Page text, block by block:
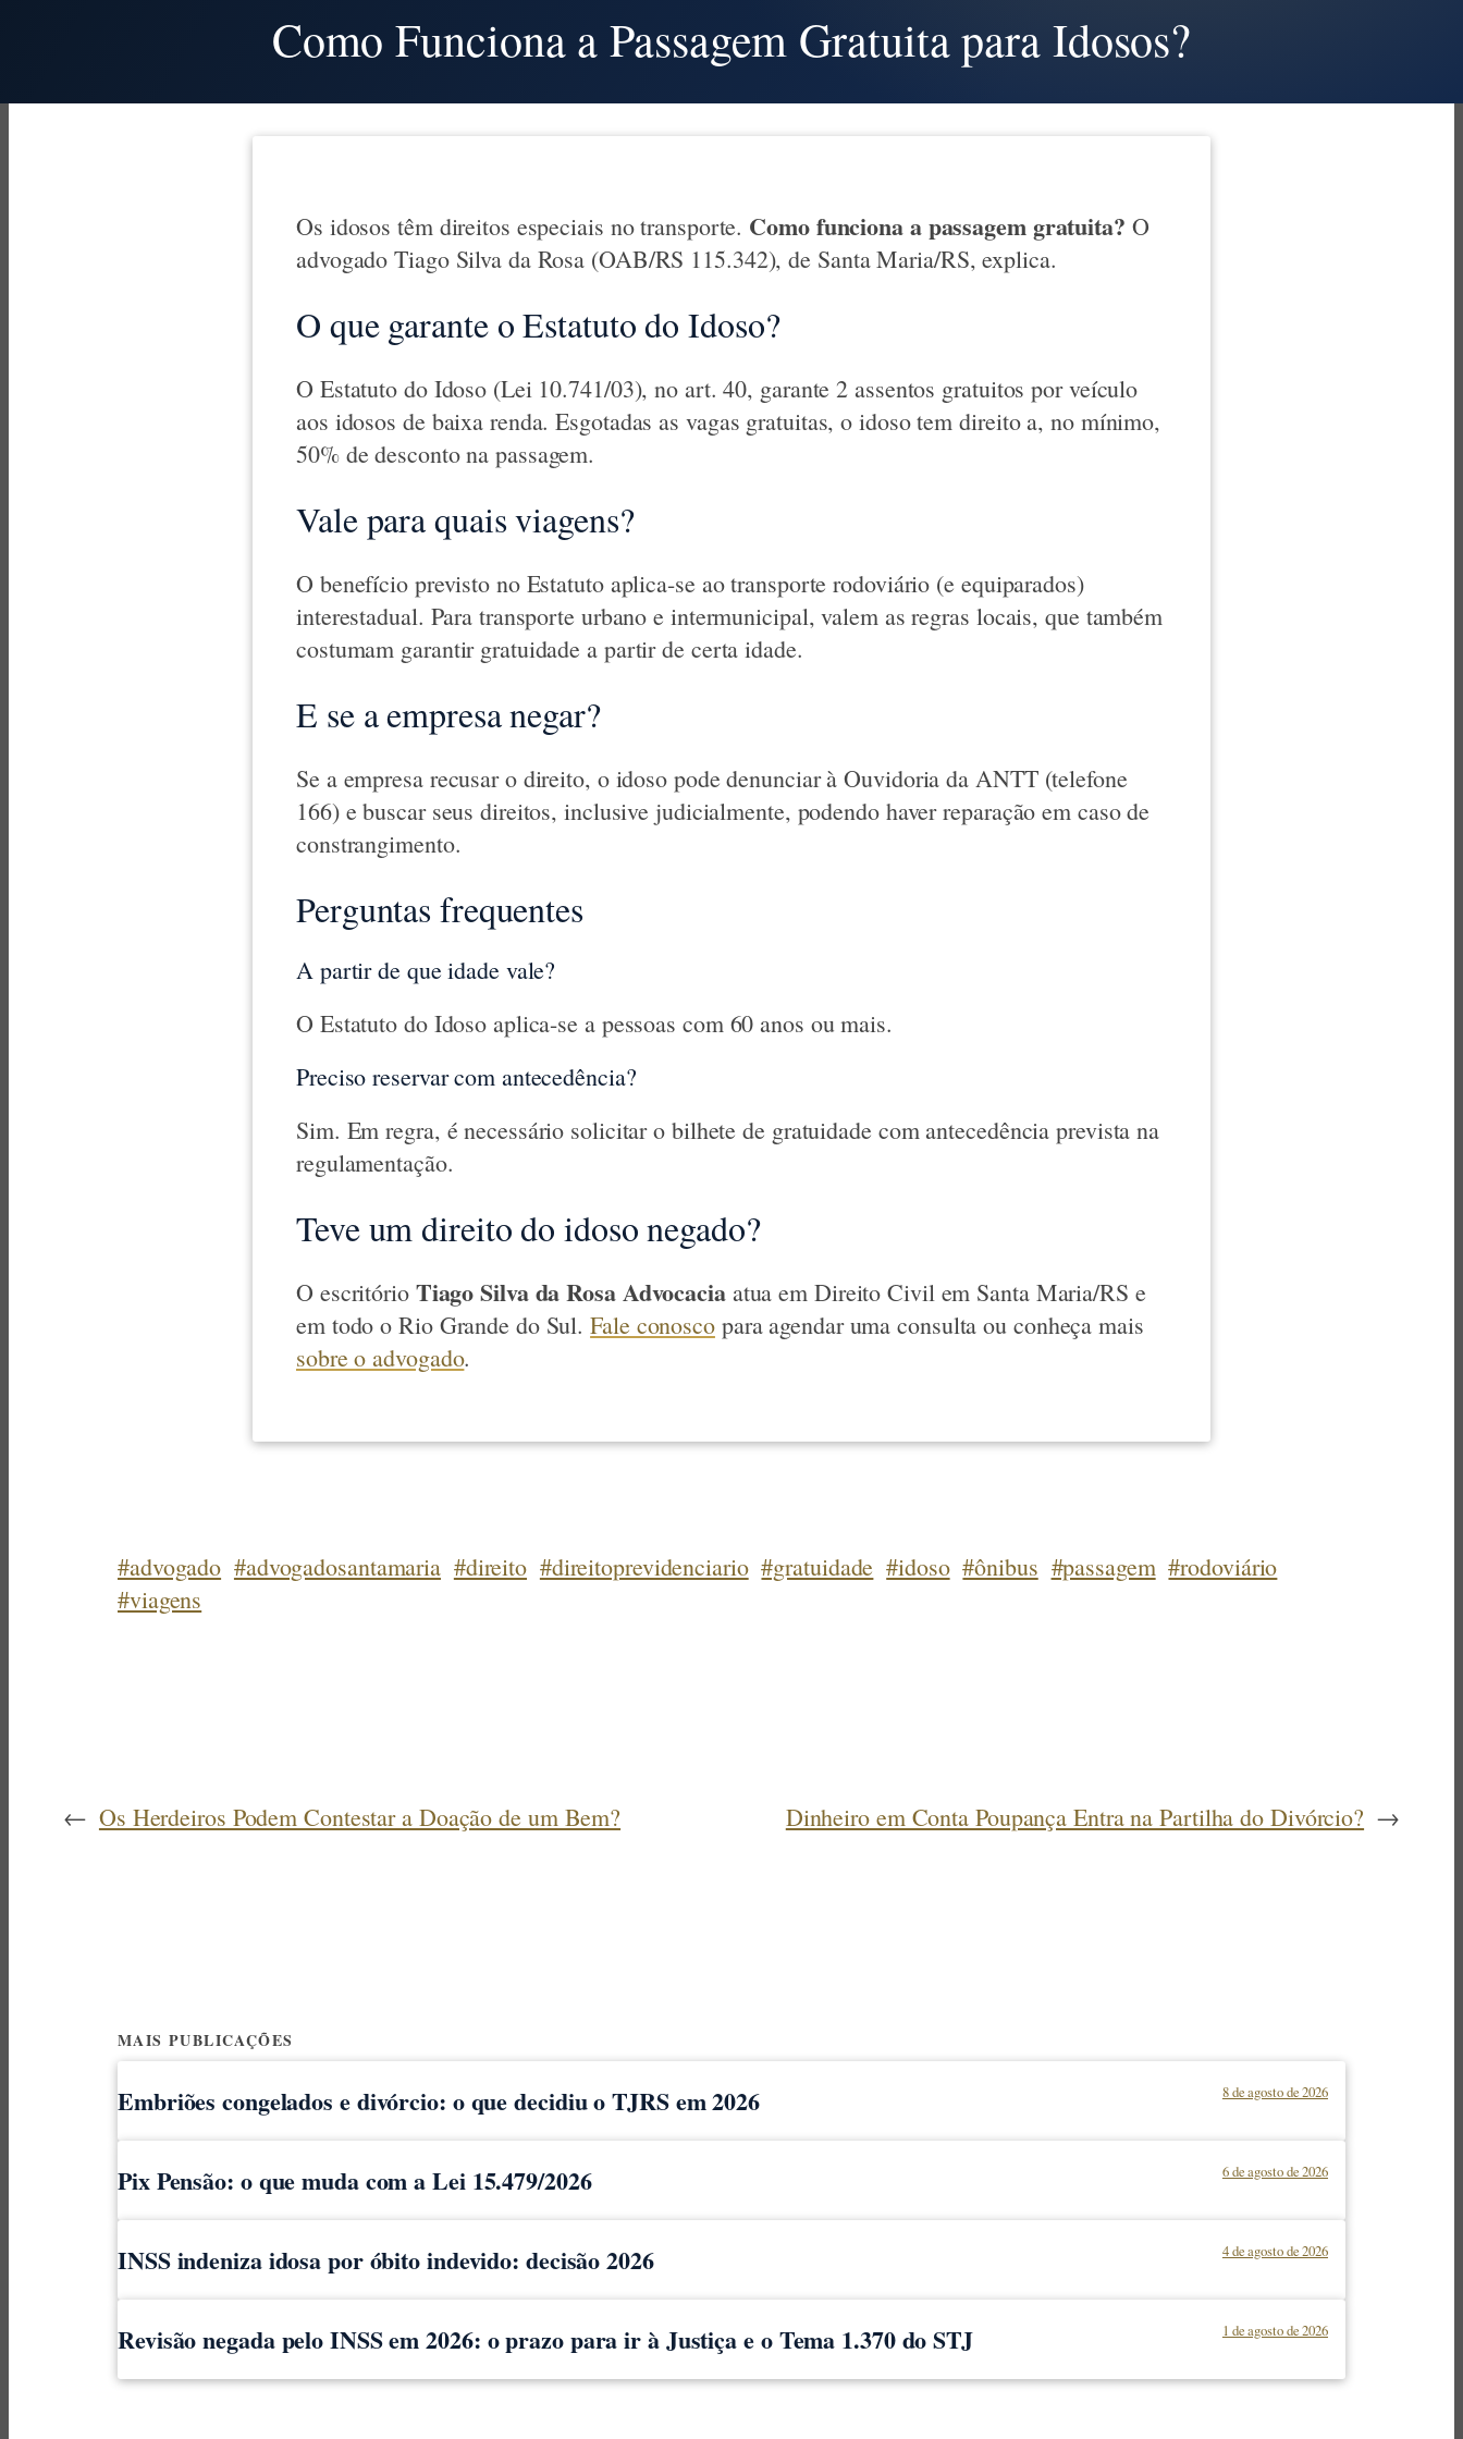
Como Funciona a Passagem Gratuita para Idosos?
Os idosos têm direitos especiais no transporte. Como funciona a passagem gratuita? O
advogado Tiago Silva da Rosa (OAB/RS 115.342), de Santa Maria/RS, explica.
O que garante o Estatuto do Idoso?
O Estatuto do Idoso (Lei 10.741/03), no art. 40, garante 2 assentos gratuitos por veículo
aos idosos de baixa renda. Esgotadas as vagas gratuitas, o idoso tem direito a, no mínimo,
50% de desconto na passagem.
Vale para quais viagens?
O benefício previsto no Estatuto aplica-se ao transporte rodoviário (e equiparados)
interestadual. Para transporte urbano e intermunicipal, valem as regras locais, que também
costumam garantir gratuidade a partir de certa idade.
E se a empresa negar?
Se a empresa recusar o direito, o idoso pode denunciar à Ouvidoria da ANTT (telefone
166) e buscar seus direitos, inclusive judicialmente, podendo haver reparação em caso de
constrangimento.
Perguntas frequentes
A partir de que idade vale?
O Estatuto do Idoso aplica-se a pessoas com 60 anos ou mais.
Preciso reservar com antecedência?
Sim. Em regra, é necessário solicitar o bilhete de gratuidade com antecedência prevista na
regulamentação.
Teve um direito do idoso negado?
O escritório Tiago Silva da Rosa Advocaciaatua em Direito Civil em Santa Maria/RS e
em todo o Rio Grande do Sul.Fale conoscopara agendar uma consulta ou conheça mais
sobre o advogado.
#advogado #advogadosantamaria #direito #direitoprevidenciario #gratuidade #idoso #ônibus #passagem #rodoviário
#viagens
← Os Herdeiros Podem Contestar a Doação de um Bem? Dinheiro em Conta Poupança Entra na Partilha do Divórcio? →
MAIS PUBLICAÇÕES
Embriões congelados e divórcio: o que decidiu o TJRS em 2026 8 de agosto de 2026
Pix Pensão: o que muda com a Lei 15.479/2026 6 de agosto de 2026
INSS indeniza idosa por óbito indevido: decisão 2026 4 de agosto de 2026
Revisão negada pelo INSS em 2026: o prazo para ir à Justiça e o Tema 1.370 do STJ 1 de agosto de 2026